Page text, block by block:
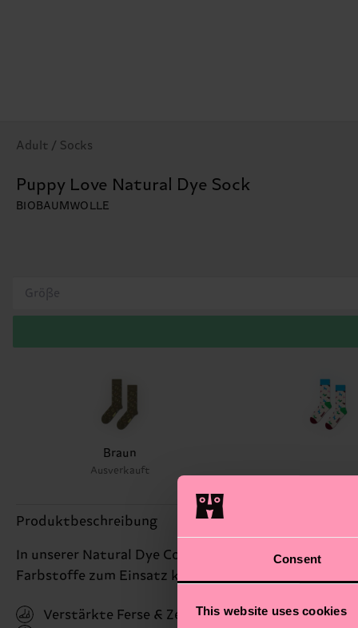
Consent
This website uses cookies
Adult / Socks
Puppy Love Natural Dye Sock
BIOBAUMWOLLE
Größe
Braun
Ausverkauft
Produktbeschreibung
In unserer Natural Dye Collection werden einige
Farbstoffe zum Einsatz kommen. Diese Socke ist
Verstärkte Ferse & Zehen